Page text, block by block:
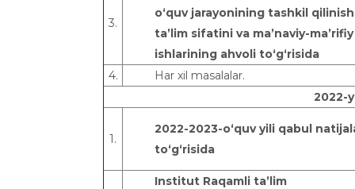
3.
o‘quv jarayonining tashkil
ta’lim sifatini va ma’naviy-ma’rifiy
ishlarining ahvoli to‘g‘risida
4.
Har xil masalalar.
2022-
1.
2022-2023-o‘quv yili qabul
to‘g‘risida
Institut Raqamli ta’lim